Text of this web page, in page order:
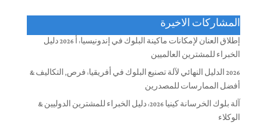
المشاركات الاخيرة
إطلاق العنان لإمكانات ماكينة البلوك في إندونيسيا: أ 2026 دليل
الخبراء للمشترين العالميين
2026 الدليل النهائي لآلة تصنيع البلوك في أفريقيا: فرص, التكاليف &
أفضل الممارسات للمصدرين
آلة بلوك الخرسانة كينيا 2026: دليل الخبراء للمشترين الدوليين &
الوكلاء